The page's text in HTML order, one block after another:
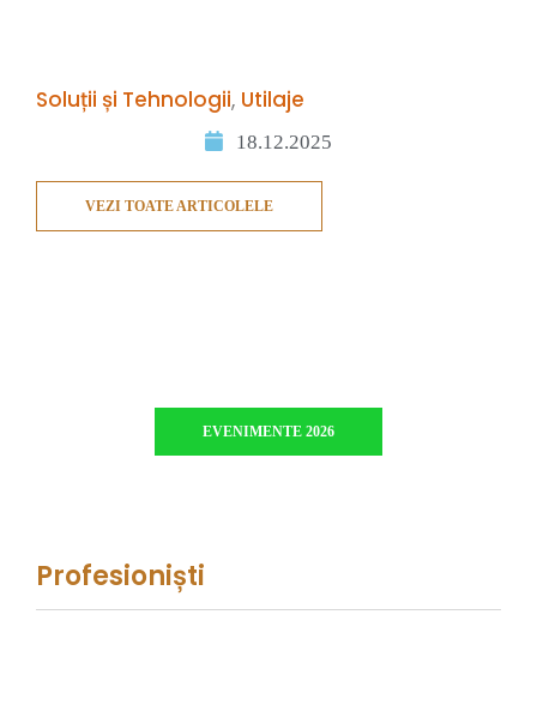
Soluții și Tehnologii, Utilaje
18.12.2025
VEZI TOATE ARTICOLELE
EVENIMENTE 2026
Profesioniști